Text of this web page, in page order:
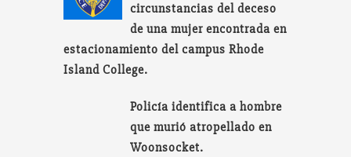
circunstancias del deceso
de una mujer encontrada en
estacionamiento del campus Rhode
Island College.
Policía identifica a hombre
que murió atropellado en
Woonsocket.